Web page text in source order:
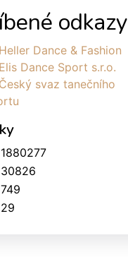
odkazy
Heller Dance & Fashion
Elis Dance Sport s.r.o.
Český svaz tanečního
29
1880277
30826
749